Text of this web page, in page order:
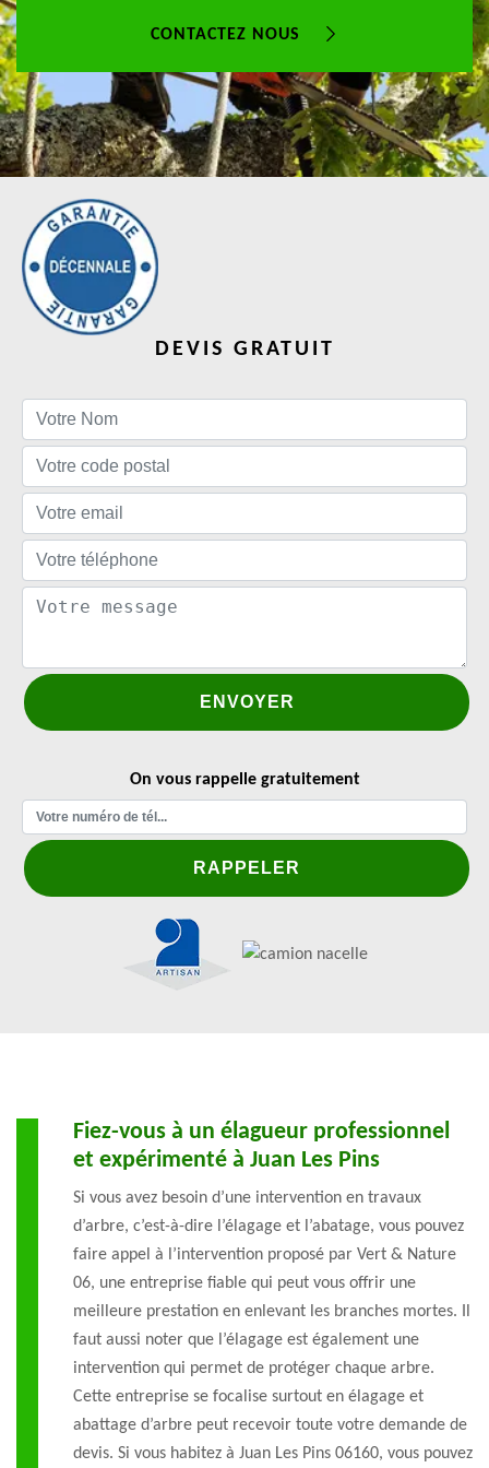
CONTACTEZ NOUS
DEVIS GRATUIT
On vous rappelle gratuitement
Fiez-vous à un élagueur professionnel
et expérimenté à Juan Les Pins
Si vous avez besoin d’une intervention en travaux
d’arbre, c’est-à-dire l’élagage et l’abatage, vous pouvez
faire appel à l’intervention proposé par Vert & Nature
06, une entreprise fiable qui peut vous offrir une
meilleure prestation en enlevant les branches mortes. Il
faut aussi noter que l’élagage est également une
intervention qui permet de protéger chaque arbre.
Cette entreprise se focalise surtout en élagage et
abattage d’arbre peut recevoir toute votre demande de
devis. Si vous habitez à Juan Les Pins 06160, vous pouvez